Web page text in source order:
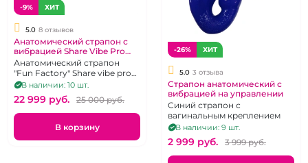
-9% ХИТ
5.0 8 отзывов
Анатомический страпон с
вибрацией Share Vibe Pro
"Fun Factory" фиолетовый
Анатомический страпон
"Fun Factory" Share vibe pro
бордовый, с вибрацией
В наличии: 10 шт.
22 999 pуб. 25 000 pуб.
В корзину
-26% ХИТ
5.0 3 отзыва
Страпон анатомический с
вибрацией на управлении
Синий страпон с
вагинальным креплением
В наличии: 9 шт.
2 999 pуб. 3 999 pуб.